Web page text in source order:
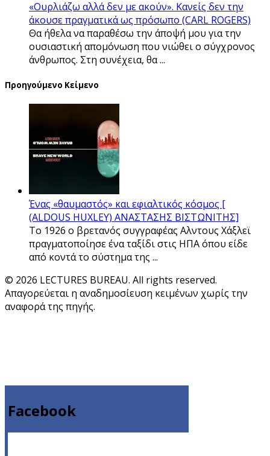
«Ουρλιάζω αλλά δεν με ακούν». Κανείς δεν την
άκουσε πραγματικά ως πρόσωπο (CARL ROGERS)
Θα ήθελα να παραθέσω την άποψή μου για την
ουσιαστική απομόνωση που νιώθει ο σύγχρονος
άνθρωπος. Στη συνέχεια, θα ...
Προηγούμενο Κείμενο
Ένας «θαυμαστός» και εφιαλτικός κόσμος [
(ALDOUS HUXLEY) ΑΝΑΣΤΑΣΗΣ ΒΙΣΤΩΝΙΤΗΣ]
Το 1926 ο βρετανός συγγραφέας Αλντους Χάξλεϊ
πραγματοποίησε ένα ταξίδι στις ΗΠΑ όπου είδε
από κοντά το σύστημα της ...
© 2026 LECTURES BUREAU. All rights reserved.
Απαγορεύεται η αναδημοσίευση κειμένων χωρίς την
αναφορά της πηγής.
Facebook